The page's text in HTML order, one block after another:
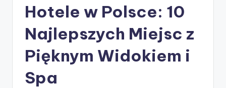
Hotele w Polsce: 10
Najlepszych Miejsc z
Pięknym Widokiem i
Spa